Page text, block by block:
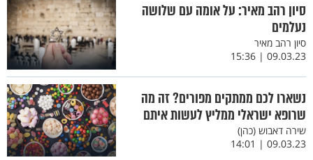
סיון רהב מאיר: על אומה עם שלושה
נעלמים
סיון רהב מאיר
09.03.23 | 15:36
נשארו לכם ממתקים מפורים? זה מה
שרופא ישראלי ממליץ לעשות איתם
שירה דאבוש (כהן)
09.03.23 | 14:01